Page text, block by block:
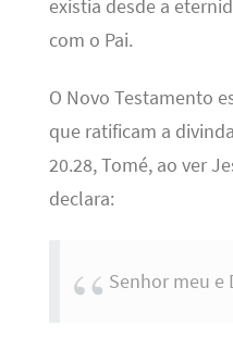
existia desde a
com o Pai.
O Novo Testamento
que ratificam a
20.28, Tomé, ao ver
declara:
Senhor meu e